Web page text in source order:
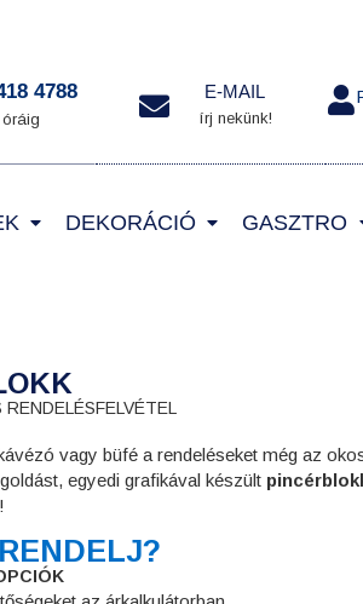
4788 E-MAIL
írj nekünk!
DEKORÁCIÓ GASZTRO
vagy büfé a rendeléseket még az
egyedi grafikával készült